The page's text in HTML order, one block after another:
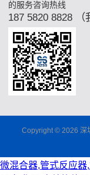
的服务咨询热线
187 5820 8828 （
Copyright © 2026 深
微混合器,管式反应